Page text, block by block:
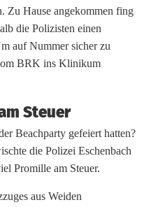
Zu Hause angekommen fing
die Polizisten einen
auf Nummer sicher zu
BRK ins Klinikum
Steuer
Beachparty gefeiert hatten?
die Polizei Eschenbach
Promille am Steuer.
aus Weiden